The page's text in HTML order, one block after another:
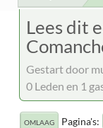
Lees dit
Gestart door
0 Leden en 1
OMLAAG Pagina's